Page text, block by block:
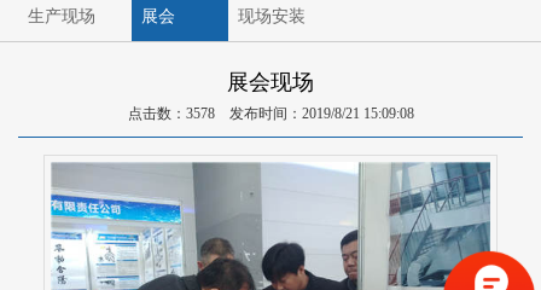
生产现场 展会 现场安装
展会现场
点击数：3578 发布时间：2019/8/21 15:09:08